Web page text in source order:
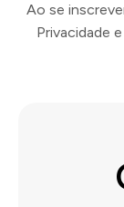
Ao se
Privacidade